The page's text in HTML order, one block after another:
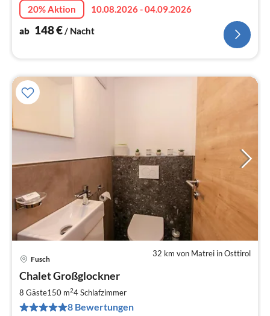
20% Aktion
10.08.2026 - 04.09.2026
ab 148€ / Nacht
32 km von Matrei in Osttirol
Fusch
Chalet Großglockner
8 Gäste150 m24Schlafzimmer
8 Bewertungen